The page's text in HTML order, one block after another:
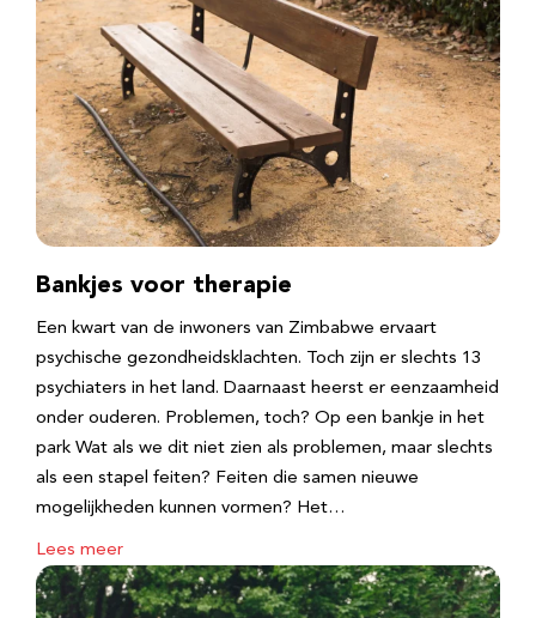
Bankjes voor therapie
Een kwart van de inwoners van Zimbabwe ervaart
psychische gezondheidsklachten. Toch zijn er slechts 13
psychiaters in het land. Daarnaast heerst er eenzaamheid
onder ouderen. Problemen, toch? Op een bankje in het
park Wat als we dit niet zien als problemen, maar slechts
als een stapel feiten? Feiten die samen nieuwe
mogelijkheden kunnen vormen? Het…
Lees meer